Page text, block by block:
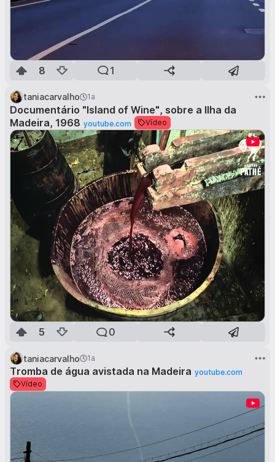
8 1
taniacarvalho 1a
Documentário "Island of Wine", sobre a Ilha da
Madeira, 1968 youtube.com Vídeo
5 0
taniacarvalho 1a
Tromba de água avistada na Madeira youtube.com
Vídeo